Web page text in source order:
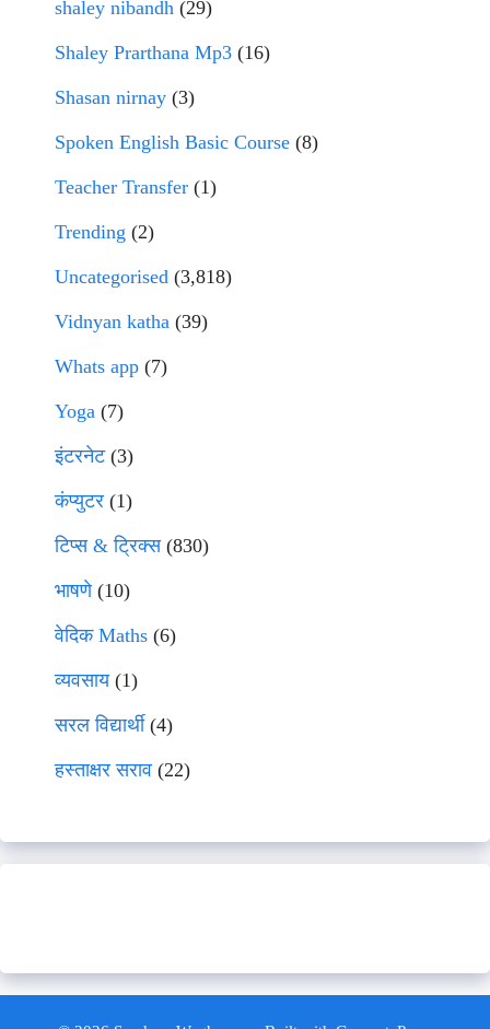
shaley nibandh (29)
Shaley Prarthana Mp3 (16)
Shasan nirnay (3)
Spoken English Basic Course (8)
Teacher Transfer (1)
Trending (2)
Uncategorised (3,818)
Vidnyan katha (39)
Whats app (7)
Yoga (7)
इंटरनेट(3)
कंप्युटर (1)
टिप्स & ट्रिक्स(830)
भाषणे(10)
वेदिक Maths (6)
व्यवसाय(1)
सरल विद्यार्थी(4)
हस्ताक्षर सराव (22)